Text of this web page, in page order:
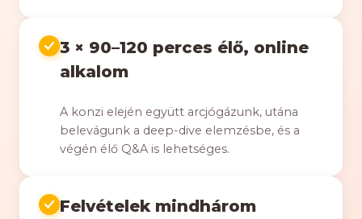
3 × 90–120 perces élő, online
alkalom
A konzi elején együtt arcjógázunk, utána
belevágunk a deep-dive elemzésbe, és a
végén élő Q&A is lehetséges.
Felvételek mindhárom